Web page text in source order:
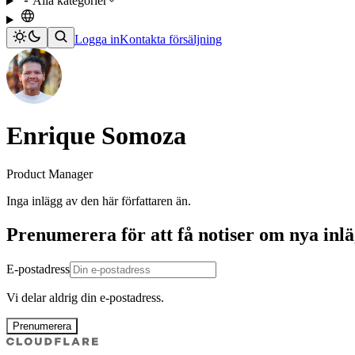
Logga inKontakta försäljning
Enrique Somoza
Product Manager
Inga inlägg av den här författaren än.
Prenumerera för att få notiser om nya
E-postadress
Vi delar aldrig din e-postadress.
Prenumerera